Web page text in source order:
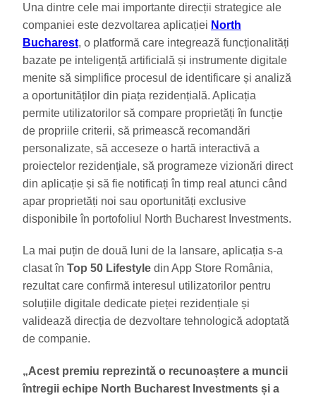
Una dintre cele mai importante direcții strategice ale
companiei este dezvoltarea aplicației North
Bucharest, o platformă care integrează funcționalități
bazate pe inteligență artificială și instrumente digitale
menite să simplifice procesul de identificare și analiză
a oportunităților din piața rezidențială. Aplicația
permite utilizatorilor să compare proprietăți în funcție
de propriile criterii, să primească recomandări
personalizate, să acceseze o hartă interactivă a
proiectelor rezidențiale, să programeze vizionări direct
din aplicație și să fie notificați în timp real atunci când
apar proprietăți noi sau oportunități exclusive
disponibile în portofoliul North Bucharest Investments.
La mai puțin de două luni de la lansare, aplicația s-a
clasat în Top 50 Lifestyle din App Store România,
rezultat care confirmă interesul utilizatorilor pentru
soluțiile digitale dedicate pieței rezidențiale și
validează direcția de dezvoltare tehnologică adoptată
de companie.
„Acest premiu reprezintă o recunoaștere a muncii
întregii echipe North Bucharest Investments și a